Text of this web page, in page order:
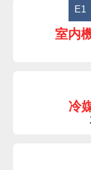
E1
室内
冷